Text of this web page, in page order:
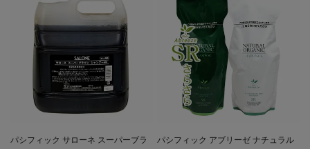
パシフィック サローネ スーパーブラ
パシフィック アブリーゼ ナチュラル